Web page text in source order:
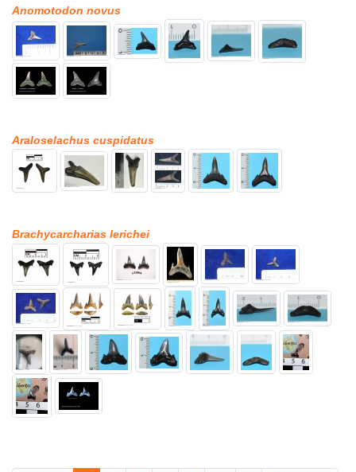
Anomotodon novus
Araloselachus cuspidatus
Brachycarcharias lerichei